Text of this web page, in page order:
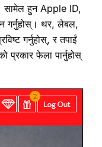
सामेल हुन Apple ID,
गर्नुहोस्। थर, लेबल,
गर्नुहोस्, र तपाईं
प्रकार फेला पार्नुहोस्